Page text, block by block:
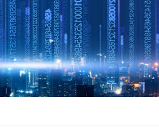
Packmaschine
Schneidemaschine
Bronziermaschine
Stanzmaschine
Fördermaschine